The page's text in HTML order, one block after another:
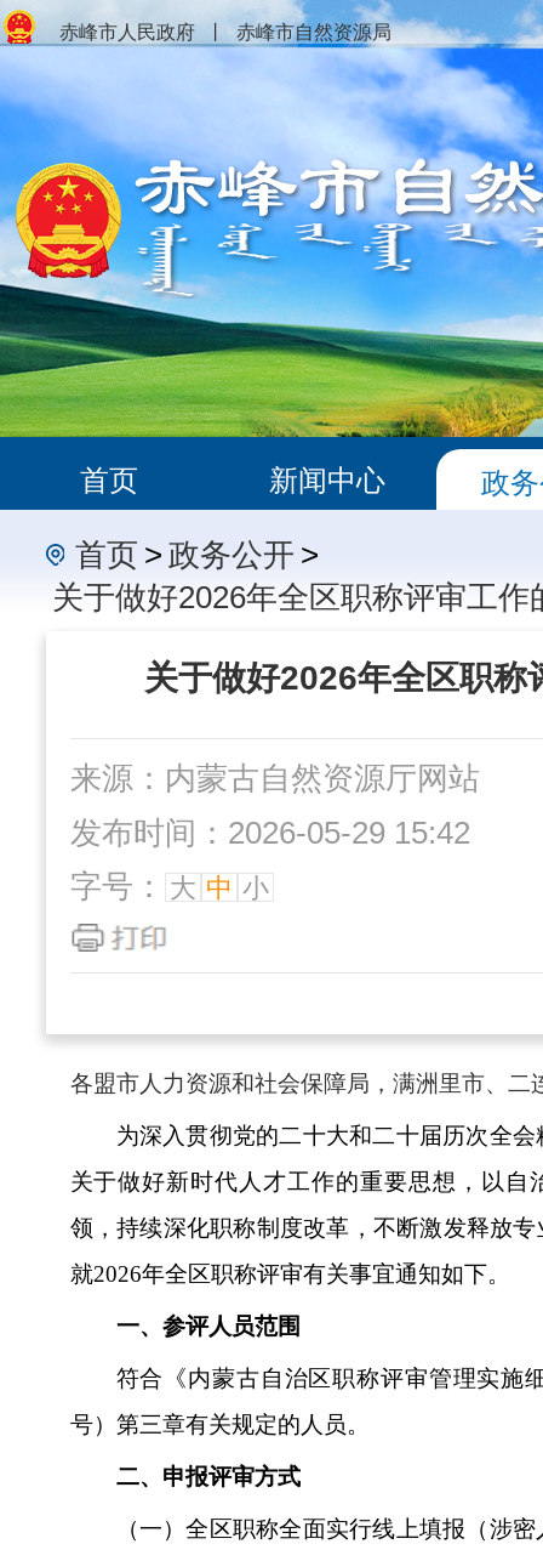
赤峰市人民政府 赤峰市自然资源局
首页 新闻中心 政
首页 > 政务公开 >
关于做好2026年全区职称评审工作
关于做好2026年全区职称
来源：内蒙古自然资源厅网站
发布时间：2026-05-29 15:42
字号：
大 中 小
各盟市人力资源和社会保障局，满洲里市、
为深入贯彻党的二十大和二十届历次全
关于做好新时代人才工作的重要思想，以自
领，持续深化职称制度改革，不断激发释放
就2026年全区职称评审有关事宜通知如下。
一、参评人员范围
符合《内蒙古自治区职称评审管理实施
号）第三章有关规定的人员。
二、申报评审方式
（一）全区职称全面实行线上填报（涉